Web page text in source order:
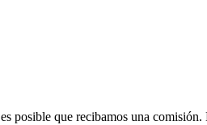
posible que recibamos una